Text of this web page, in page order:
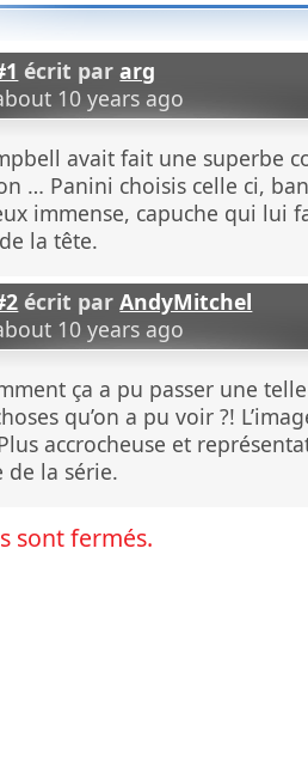
écrit pararg
10 years ago
avait fait une superbe
… Panini choisis celle ci,
immense, capuche qui lui
la tête.
écrit parAndyMitchel
10 years ago
ça a pu passer une
qu’on a pu voir ?!
accrocheuse et
la série.
sont fermés.